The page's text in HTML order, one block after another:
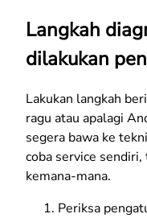
Langkah
dilakukan
Lakukan langkah
ragu atau apalagi
segera bawa ke
coba service
kemana-mana.
Periksa